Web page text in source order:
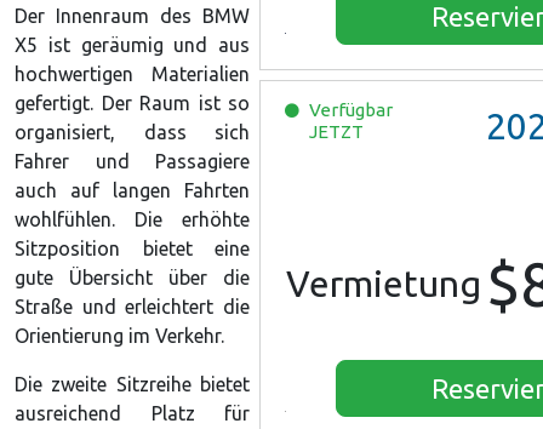
Verfügbar
JETZT
Vermietung
Der Innenraum des BMW
X5 ist geräumig und aus
hochwertigen Materialien
gefertigt. Der Raum ist so
organisiert, dass sich
Fahrer und Passagiere
auch auf langen Fahrten
wohlfühlen. Die erhöhte
Sitzposition bietet eine
gute Übersicht über die
Straße und erleichtert die
Orientierung im Verkehr.
Die zweite Sitzreihe bietet
ausreichend Platz für